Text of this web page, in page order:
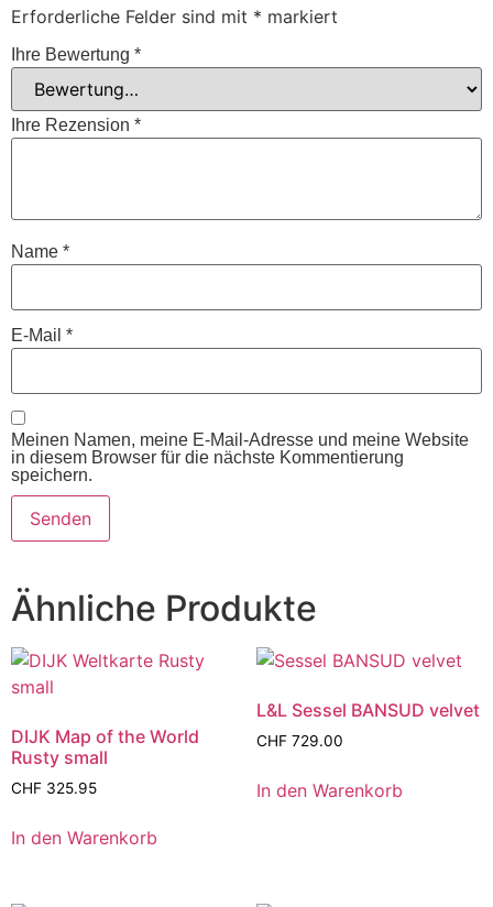
Erforderliche Felder sind mit * markiert
Ihre Bewertung *
Ihre Rezension *
Name *
E-Mail *
Meinen Namen, meine E-Mail-Adresse und meine Website
in diesem Browser für die nächste Kommentierung
speichern.
Ähnliche Produkte
DIJK Map of the World
Rusty small
CHF 325.95
In den Warenkorb
L&L Sessel BANSUD velvet
CHF729.00
In den Warenkorb